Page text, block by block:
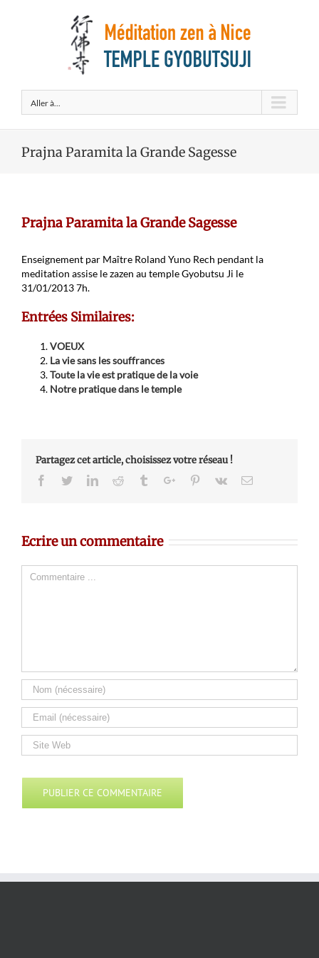
Aller à...
Prajna Paramita la Grande Sagesse
Prajna Paramita la Grande Sagesse
Enseignement par Maître Roland Yuno Rech pendant la
meditation assise le zazen au temple Gyobutsu Ji le
31/01/2013 7h.
Entrées Similaires:
VOEUX
La vie sans les souffrances
Toute la vie est pratique de la voie
Notre pratique dans le temple
Partagez cet article, choisissez votre réseau !
Facebook
TwitterLinkedinReddit TumblrGoogle+Pinterest
Vk Email
Ecrire un commentaire
Comment